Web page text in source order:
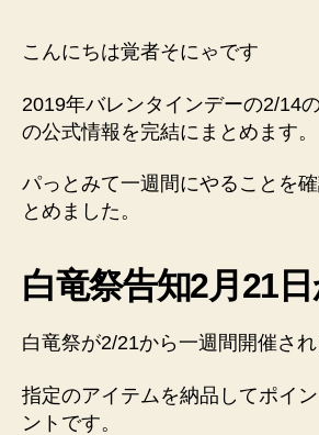
こんにちは覚者そにゃです
2019年バレンタインデーの2/14
の公式情報を完結にまとめます。
パっとみて一週間にやることを
とめました。
白竜祭告知2月21
白竜祭が2/21から一週間開催され
指定のアイテムを納品してポイ
ントです。